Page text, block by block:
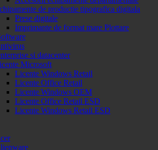
de productie tipografica digitala
Prese digitale
Imprimante de format mare Plottare
si datacenter
Microsoft
Licente Windows Retail
Licente Office Retail
Licente Windows OEM
Licente Office Retail ESD
Licente Windows Retail ESD